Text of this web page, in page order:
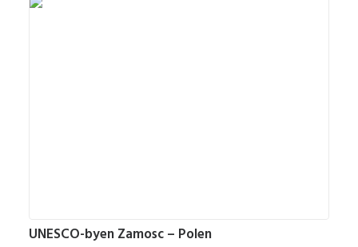
UNESCO-byen Zamosc – Polen